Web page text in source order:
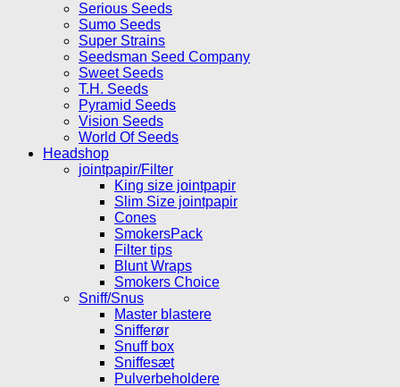
Serious Seeds
Sumo Seeds
Super Strains
Seedsman Seed Company
Sweet Seeds
T.H. Seeds
Pyramid Seeds
Vision Seeds
World Of Seeds
Headshop
jointpapir/Filter
King size jointpapir
Slim Size jointpapir
Cones
SmokersPack
Filter tips
Blunt Wraps
Smokers Choice
Sniff/Snus
Master blastere
Snifferør
Snuff box
Sniffesæt
Pulverbeholdere